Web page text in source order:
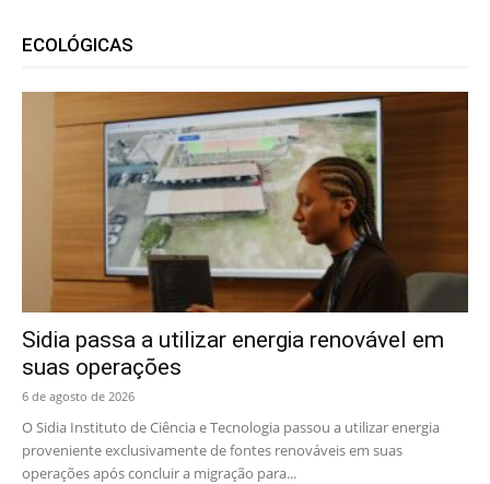
ECOLÓGICAS
Sidia passa a utilizar energia renovável em
suas operações
6 de agosto de 2026
O Sidia Instituto de Ciência e Tecnologia passou a utilizar energia
proveniente exclusivamente de fontes renováveis em suas
operações após concluir a migração para...